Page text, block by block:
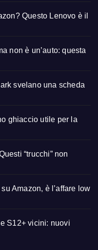
Questo Lenovo è il
non è un’auto: questa
svelano una scheda
ghiaccio utile per la
“trucchi” non
Amazon, è l’affare low
S12+ vicini: nuovi